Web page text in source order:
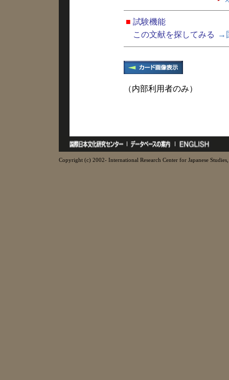
■ 試験機能
この文献を探してみる
→
（内部利用者のみ）
Copyright (c) 2002- International Research Center for Japanese